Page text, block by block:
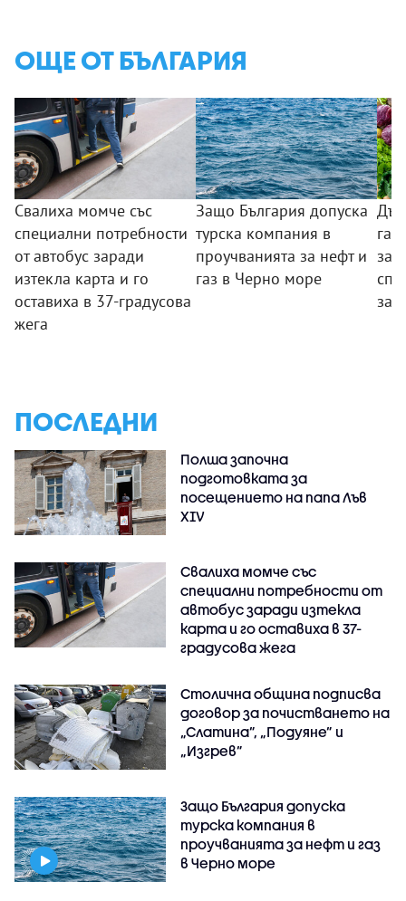
ОЩЕ ОТ БЪЛГАРИЯ
Свалиха момче със
специални потребности
от автобус заради
изтекла карта и го
оставиха в 37-градусова
жега
Защо България допуска
турска компания в
проучванията за нефт и
газ в Черно море
за
за
ПОСЛЕДНИ
Полша започна
подготовката за
посещението на папа Лъв
XIV
Свалиха момче със
специални потребности от
автобус заради изтекла
карта и го оставиха в 37-
градусова жега
Столична община подписва
договор за почистването на
„Слатина”, „Подуяне” и
„Изгрев”
Защо България допуска
турска компания в
проучванията за нефт и газ
в Черно море